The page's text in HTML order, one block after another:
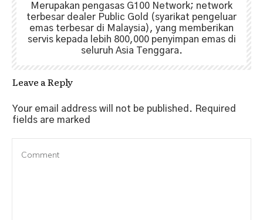
Merupakan pengasas G100 Network; network
terbesar dealer Public Gold (syarikat pengeluar
emas terbesar di Malaysia), yang memberikan
servis kepada lebih 800,000 penyimpan emas di
seluruh Asia Tenggara.
Leave a Reply
Your email address will not be published. Required
fields are marked